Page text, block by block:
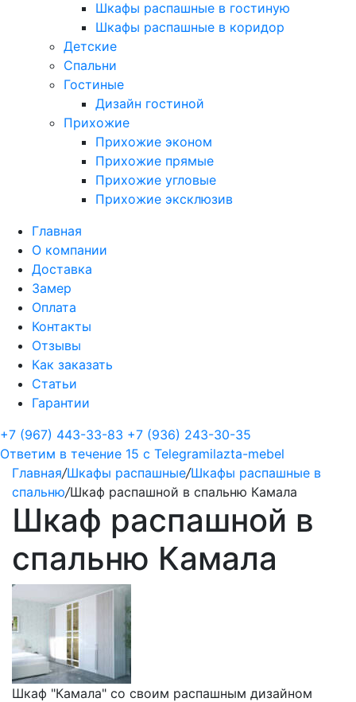
Шкафы распашные в гостиную
Шкафы распашные в коридор
Детские
Спальни
Гостиные
Дизайн гостиной
Прихожие
Прихожие эконом
Прихожие прямые
Прихожие угловые
Прихожие эксклюзив
Главная
О компании
Доставка
Замер
Оплата
Контакты
Отзывы
Как заказать
Статьи
Гарантии
+7 (967) 443-33-83 +7 (936) 243-30-35
Ответим в течение 15 с Telegramilazta-mebel
Главная/Шкафы распашные/Шкафы распашные в
спальню/Шкаф распашной в спальню Камала
Шкаф распашной в
спальню Камала
Шкаф "Камала" со своим распашным дизайном